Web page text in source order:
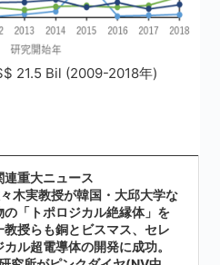
21.5 Bil (2009-2018年)
重大ニュース
木実教授が韓国・大邱大学な
「トポロジカル絶縁体」を
授らも銅とビスマス、セレ
ル超電導体の開発に成功。